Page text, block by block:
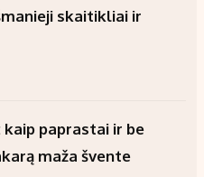
skaitikliai ir
paprastai ir be
maža švente